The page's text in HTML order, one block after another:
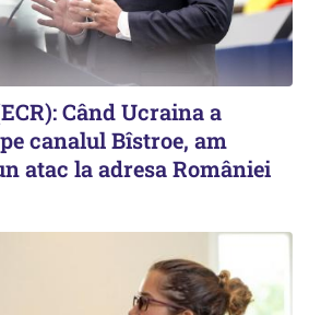
Când Ucraina a
canalul Bîstroe, am
atac la adresa României